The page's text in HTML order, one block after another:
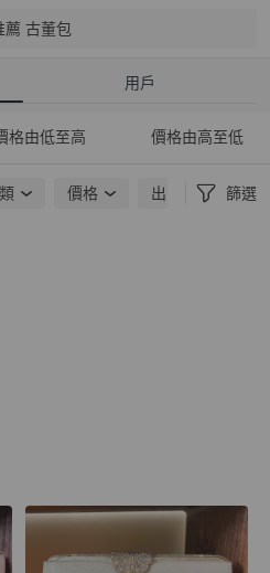
薦 古董包
用戶
格由低至高 價格由高至低
價格 出貨地點 篩選